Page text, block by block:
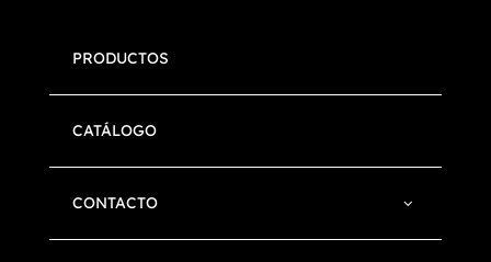
PRODUCTOS
CATÁLOGO
CONTACTO